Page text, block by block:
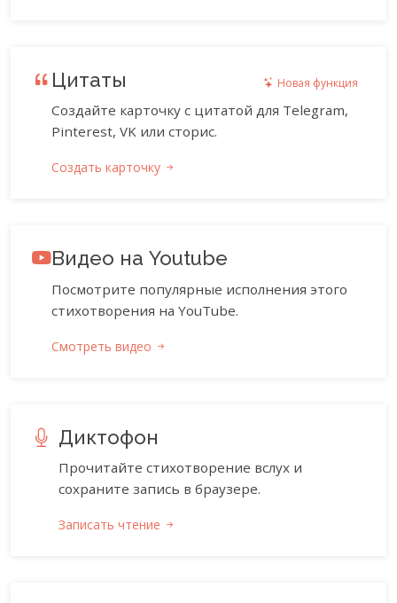
Цитаты Новая функция
Создайте карточку с цитатой для Telegram,
Pinterest, VK или сторис.
Создать карточку
Видео на Youtube
Посмотрите популярные исполнения этого
стихотворения на YouTube.
Смотреть видео
Диктофон
Прочитайте стихотворение вслух и
сохраните запись в браузере.
Записать чтение